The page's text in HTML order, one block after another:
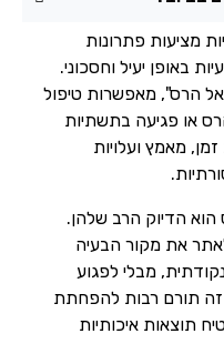
פתרונות
יעיל וחסכוני.
מאפשרות טיפול
פגיעה בתשתיות
ועלויות
הדיוק הרב שלהן.
מקור הבעיה
מבלי לפגוע
רבות להפחתת
איכותיות